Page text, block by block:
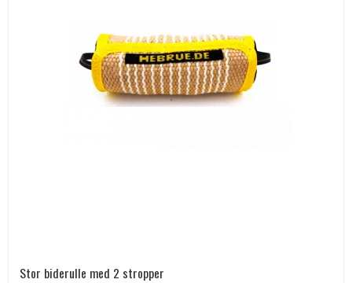
Stor biderulle med 2 stropper